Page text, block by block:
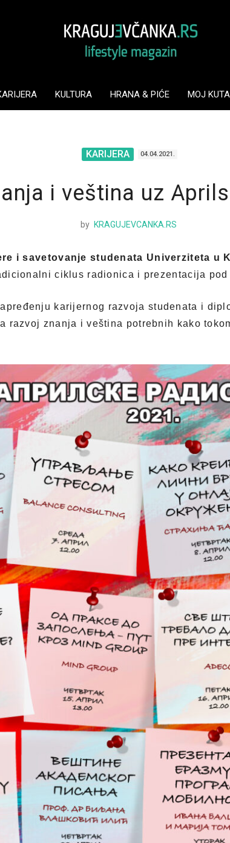
KULTURA HRANA & PIĆE MOJ
KARIJERA 04.04.2021.
i veština uz
by KRAGUJEVCANKA.RS
i savetovanje studenata Univerziteta u
ciklus radionica i prezentacija pod
karijernog razvoja studenata i
razvoj znanja i veština potrebnih kako